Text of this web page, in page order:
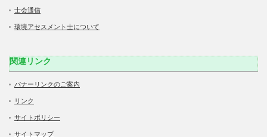
士会通信
環境アセスメント士について
関連リンク
バナーリンクのご案内
リンク
サイトポリシー
サイトマップ